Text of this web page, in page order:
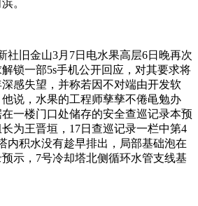
。
社旧金山3月7日电水果高层6日晚再次
锁一部5s手机公开回应，对其要求将
感失望，并称若因不对端由开发软
说，水果的工程师孳孳不倦黾勉办
一楼门口处储存的安全查巡记录本预
为王晋垣，17日查巡记录一栏中第4
内积水没有趁早排出，局部基础泡在
示，7号冷却塔北侧循环水管支线基